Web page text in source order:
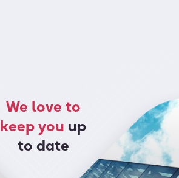
We love to
keep you up
to date